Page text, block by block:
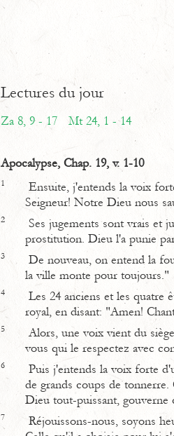
Lectures du jour
Za 8, 9 - 17 Mt 24, 1 - 14
Apocalypse, Chap. 19, v. 1-10
1
Ensuite, j'entends la voix
Seigneur! Notre Dieu nous
2
Ses jugements sont vrais et
prostitution. Dieu l'a punie
3
De nouveau, on entend la
la ville monte pour toujours."
4
Les 24 anciens et les quatre
royal, en disant: "Amen!
5
Alors, une voix vient du
vous qui le respectez avec
6
Puis j'entends la voix forte
de grands coups de
Dieu tout-puissant, gouverne
7
Réjouissons-nous, soyons